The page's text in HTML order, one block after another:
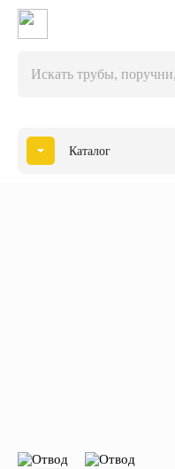
Каталог
Главная страница